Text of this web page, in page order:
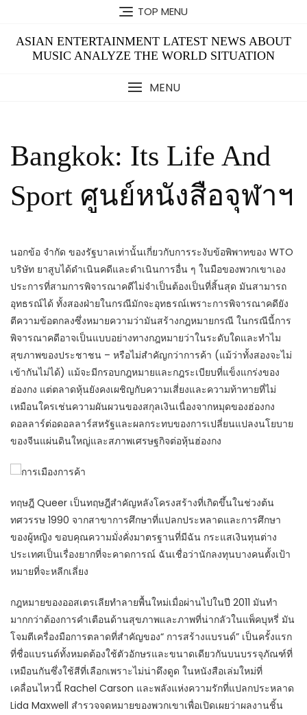
content
TOP MENU
ASIAN ENTERTAINMENT LATEST NEWS ABOUT
MUSIC ANALYZE THE WORLD SITUATION
MENU
Bangkok: Its Life And
Sport ศูนย์หนังสือจุฬาฯ
นอกข้อ จำกัด ของรัฐบาลเท่านั้นเกี่ยวกับการระงับข้อพิพาทของ WTO
บริษัท ยาสูบได้ดำเนินคดีและดำเนินการอื่น ๆ ในมือของพวกเขาเอง
ประการที่สามการพิจารณาคดีไม่จำเป็นต้องเป็นที่สิ้นสุด มันสามารถ
อุทธรณ์ได้ ทั้งสองฝ่ายในกรณีมักจะอุทธรณ์เพราะการพิจารณาคดียัง
ตีความข้อตกลงซึ่งหมายความว่ามันสร้างกฎหมายกรณี ในกรณีนี้การ
พิจารณาคดีอาจเป็นแบบอย่างทางกฎหมายว่าในระดับใดและทำไม
สุขภาพของประชาชน – หรือไม่สำคัญกว่าการค้า (แม้ว่าทั้งสองจะไม่
เข้ากันไม่ได้) แม้จะมีกรอบกฎหมายและกฎระเบียบที่แข็งแกร่งของ
ฮ่องกง แต่ตลาดหุ้นยังคงเผชิญกับความเสี่ยงและความท้าทายที่ไม่
เหมือนใครเช่นความผันผวนของสกุลเงินเนื่องจากหมุดของฮ่องกง
ดอลลาร์ต่อดอลลาร์สหรัฐและผลกระทบของการเปลี่ยนแปลงนโยบาย
ของจีนแผ่นดินใหญ่และสภาพเศรษฐกิจต่อหุ้นฮ่องกง
ทฤษฎี Queer เป็นทฤษฎีสำคัญหลังโครงสร้างที่เกิดขึ้นในช่วงต้น
ทศวรรษ 1990 จากสาขาการศึกษาที่แปลกประหลาดและการศึกษา
ของผู้หญิง ขอบคุณความมั่งคั่งมาตรฐานที่มีฉัน กระแสเงินทุนต่าง
ประเทศเป็นเรื่องยากที่จะคาดการณ์ ฉันเชื่อว่านักลงทุนบางคนตั้งเป้า
หมายที่จะหลีกเลี่ยง
กฎหมายของออสเตรเลียทำลายพื้นใหม่เมื่อผ่านไปในปี 2011 มันทำ
มากกว่าต้องการคำเตือนด้านสุขภาพและภาพที่น่ากลัวในแพ็คบุหรี่ มัน
โจมตีเครื่องมือการตลาดที่สำคัญของ“ การสร้างแบรนด์” เป็นครั้งแรก
ที่ชื่อแบรนด์ทั้งหมดต้องใช้ตัวอักษรและขนาดเดียวกันบนบรรจุภัณฑ์ที่
เหมือนกันซึ่งใช้สีที่เลือกเพราะไม่น่าดึงดูด ในหนังสือเล่มใหม่ที่
เคลื่อนไหวนี้ Rachel Carson และพลังแห่งความรักที่แปลกประหลาด
Lida Maxwell สำรวจจดหมายของพวกเขาเพื่อเปิดเผยว่าผลงานชิ้น